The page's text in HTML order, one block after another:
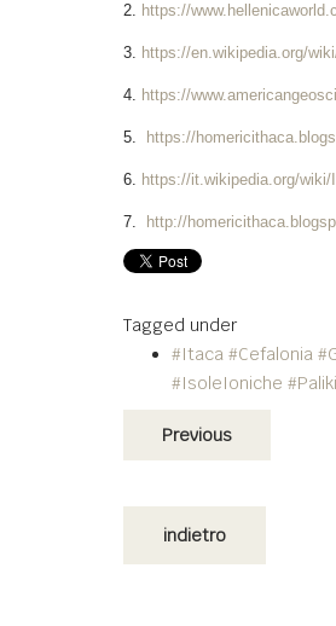
2. https://
3. https://en.wikipedia.org/
4. https://
5. https://
6. https://it.wikipedia.org/wiki/
7. http://
Tagged under
#Itaca #Cefalonia
#IsoleIoniche
Previous
indietro